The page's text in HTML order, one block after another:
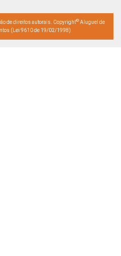
de direitos autorais. Copyright© Aluguel de
(Lei 9610 de 19/02/1998)